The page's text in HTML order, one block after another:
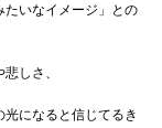
たいなイメージ」との
しさ、
になると信じてるき